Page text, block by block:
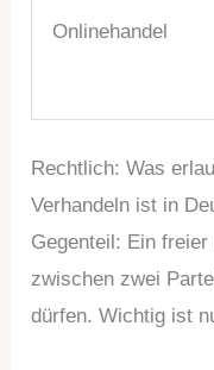
Onlinehandel
Rechtlich: Was
Verhandeln ist in
Gegenteil: Ein
zwischen zwei
dürfen. Wichtig ist